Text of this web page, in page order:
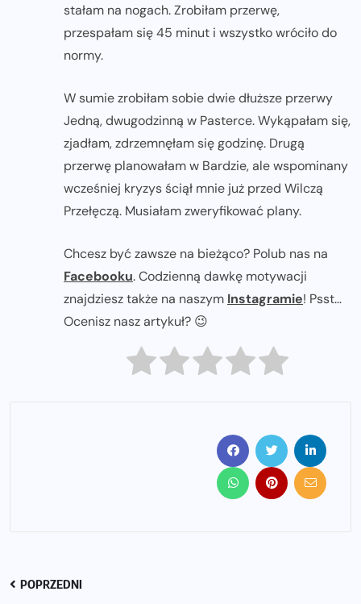
stałam na nogach. Zrobiłam przerwę,
przespałam się 45 minut i wszystko wróciło do
normy.
W sumie zrobiłam sobie dwie dłuższe przerwy
Jedną, dwugodzinną w Pasterce. Wykąpałam się,
zjadłam, zdrzemnęłam się godzinę. Drugą
przerwę planowałam w Bardzie, ale wspominany
wcześniej kryzys ściął mnie już przed Wilczą
Przełęczą. Musiałam zweryfikować plany.
Chcesz być zawsze na bieżąco? Polub nas na
Facebooku. Codzienną dawkę motywacji
znajdziesz także na naszym Instagramie! Psst...
Ocenisz nasz artykuł? 😉
POPRZEDNI